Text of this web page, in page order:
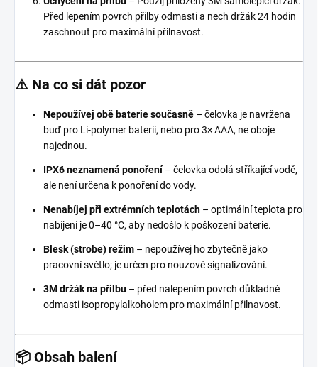
Před lepením povrch přilby odmasti a nech držák 24 hodin
zaschnout pro maximální přilnavost.
⚠️ Na co si dát pozor
Nepoužívej obě baterie současně – čelovka je navržena
buď pro Li-polymer baterii, nebo pro 3× AAA, ne oboje
najednou.
IPX6 neznamená ponoření – čelovka odolá stříkající vodě,
ale není určena k ponoření do vody.
Nenabíjej při extrémních teplotách – optimální teplota pro
nabíjení je 0–40 °C, aby nedošlo k poškození baterie.
Blesk (strobe) režim – nepoužívej ho zbytečně jako
pracovní světlo; je určen pro nouzové signalizování.
3M držák na přilbu – před nalepením povrch důkladně
odmasti isopropylalkoholem pro maximální přilnavost.
📦 Obsah balení